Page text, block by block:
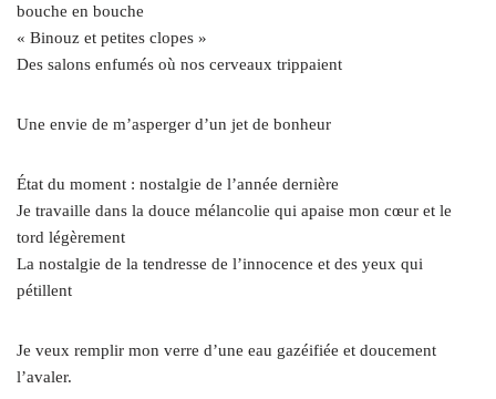
bouche en bouche
« Binouz et petites clopes »
Des salons enfumés où nos cerveaux trippaient
Une envie de m’asperger d’un jet de bonheur
État du moment : nostalgie de l’année dernière
Je travaille dans la douce mélancolie qui apaise mon cœur et le
tord légèrement
La nostalgie de la tendresse de l’innocence et des yeux qui
pétillent
Je veux remplir mon verre d’une eau gazéifiée et doucement
l’avaler.